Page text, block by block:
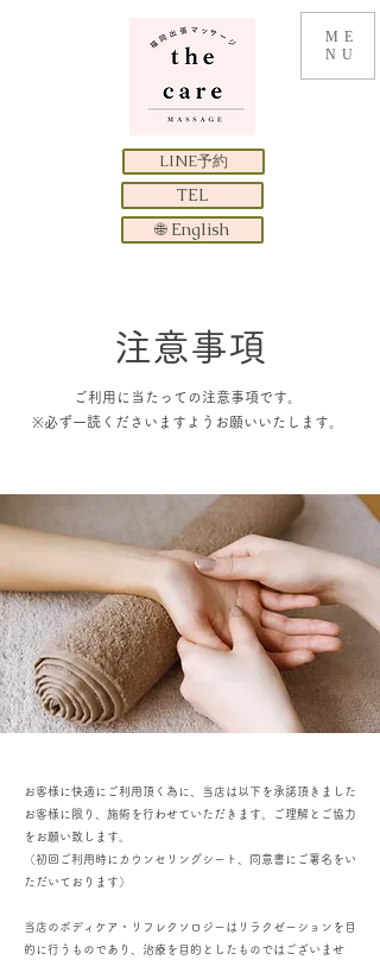
ME
NU
LINE予約
TEL
🌐 English
​注意事項
ご利用に当たっての注意事項です。
​※必ず一読くださいますようお願いいたします。
お客様に快適にご利用頂く為に、当店は以下を承諾頂きました
お客様に限り、施術を行わせていただきます。ご理解とご協力
をお願い致します。
（初回ご利用時にカウンセリングシート、同意書にご署名をい
ただいております）
当店のボディケア・リフレクソロジーはリラクゼーションを目
的に行うものであり、治療を目的としたものではございませ